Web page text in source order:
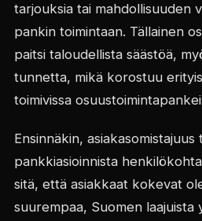
tarjouksia tai mahdollisuuden
pankin toimintaan. Tällainen
paitsi taloudellista säästöä,
tunnetta, mikä korostuu
toimivissa
Ensinnäkin, asiakasomistajuus
pankkiasioinnista
sitä, että asiakkaat kokevat
suurempaa, Suomen laajuista